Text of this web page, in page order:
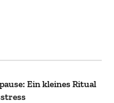
Ein kleines Ritual